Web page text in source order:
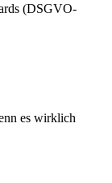
(DSGVO-
es wirklich